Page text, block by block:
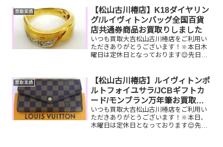
物はございませんか？ぜひ買取大吉松山
古川椿店にお査...
買取実績
【松山古川椿店】K18ダイヤリン
グ/ルイヴィトンバッグ全国百貨
店共通券商品お買取りしました
いつも買取大吉松山古川椿店をご利用い
ただきありがとうございます！🔆本日木
曜日は定休日となっております😌先日お
全国百貨店共通券商品お家で眠っている
お品物はございませ...
買取実績
【松山古川椿店】ルイヴィトンポ
ルトフォイユサラ/JCBギフトカ
ード/モンブラン万年筆お買取り
しました
いつも買取大吉松山古川椿店をご利用い
ただきありがとうございます！🔆本日、
木曜日は定休日となっております😌先日